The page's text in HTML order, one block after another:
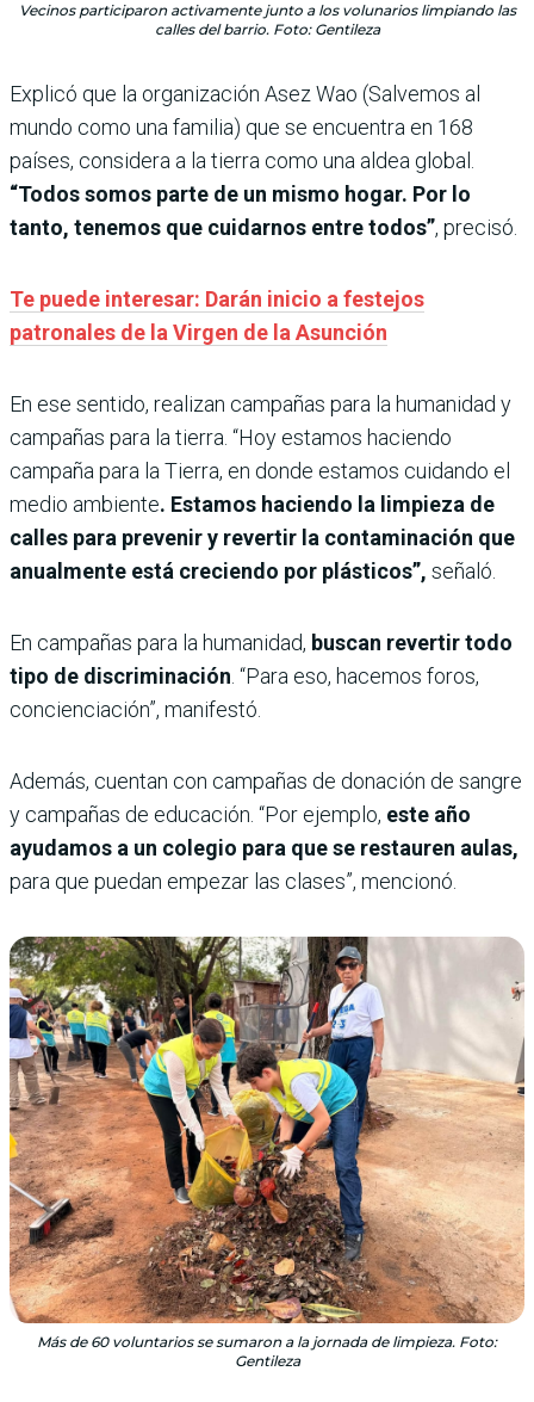
Vecinos participaron activamente junto a los volunarios limpiando las
calles del barrio. Foto: Gentileza
Explicó que la organización Asez Wao (Salvemos al
mundo como una familia) que se encuentra en 168
países, considera a la tierra como una aldea global.
“Todos somos parte de un mismo hogar. Por lo
tanto, tenemos que cuidarnos entre todos”, precisó.
Te puede interesar: Darán inicio a festejos
patronales de la Virgen de la Asunción
En ese sentido, realizan campañas para la humanidad y
campañas para la tierra. “Hoy estamos haciendo
campaña para la Tierra, en donde estamos cuidando el
medio ambiente. Estamos haciendo la limpieza de
calles para prevenir y revertir la contaminación que
anualmente está creciendo por plásticos”, señaló.
En campañas para la humanidad, buscan revertir todo
tipo de discriminación. “Para eso, hacemos foros,
concienciación”, manifestó.
Además, cuentan con campañas de donación de sangre
y campañas de educación. “Por ejemplo, este año
ayudamos a un colegio para que se restauren aulas,
para que puedan empezar las clases”, mencionó.
Más de 60 voluntarios se sumaron a la jornada de limpieza. Foto:
Gentileza